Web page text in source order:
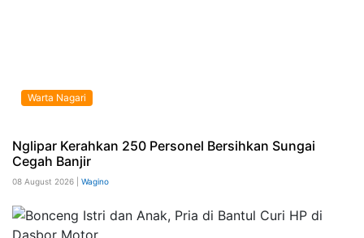
Warta Nagari
Nglipar Kerahkan 250 Personel Bersihkan Sungai
Cegah Banjir
08 August 2026 | Wagino